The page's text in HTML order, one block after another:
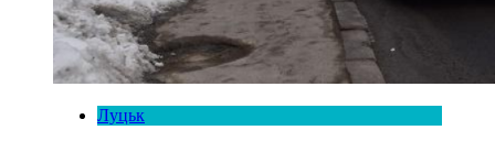
Луцьк